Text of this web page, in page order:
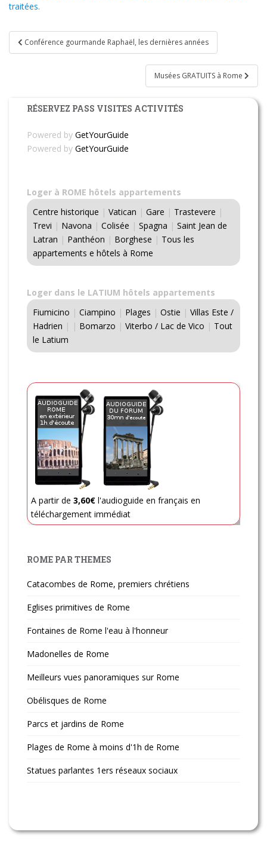
traitées.
Navigation
de
Conférence gourmande Raphaël, les dernières années
Musées GRATUITS à Rome
RÉSERVEZ PASS VISITES ACTIVITÉS
Powered by GetYourGuide
Powered by GetYourGuide
Loger à ROME hôtels appartements
Centre historique | Vatican | Gare | Trastevere |
Trevi | Navona | Colisée | Spagna | Saint Jean de
Latran | Panthéon | Borghese | Tous les
appartements e hôtels à Rome
Loger dans le LATIUM hôtels appartements
Fiumicino | Ciampino | Plages | Ostie | Villas Este /
Hadrien | | Bomarzo | Viterbo / Lac de Vico | Tout
le Latium
A partir de 3,60€ l'audioguide en français en
téléchargement immédiat
ROME PAR THEMES
Catacombes de Rome, premiers chrétiens
Eglises primitives de Rome
Fontaines de Rome l'eau à l'honneur
Madonelles de Rome
Meilleurs vues panoramiques sur Rome
Obélisques de Rome
Parcs et jardins de Rome
Plages de Rome à moins d'1h de Rome
Statues parlantes 1ers réseaux sociaux